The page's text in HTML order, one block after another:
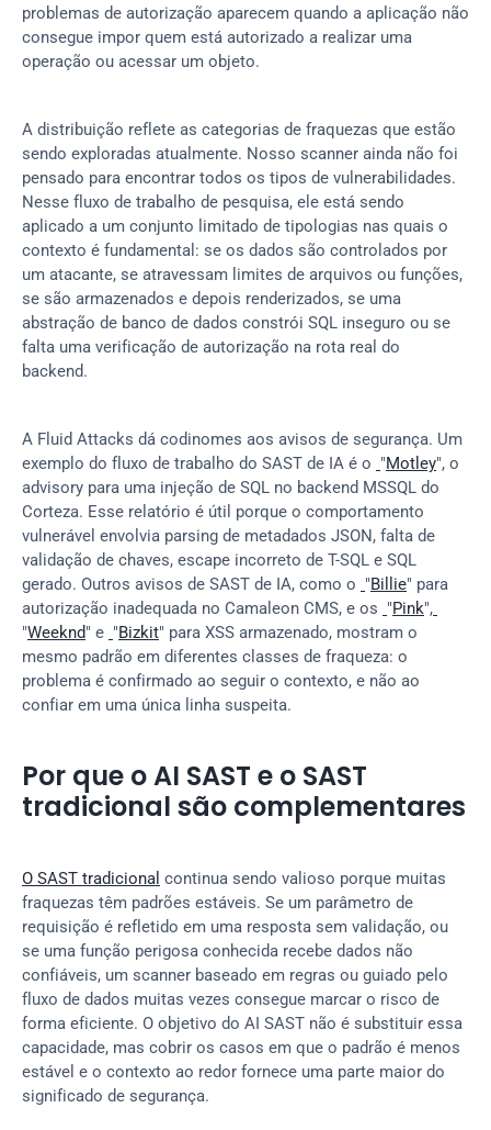
problemas de autorização aparecem quando a aplicação não
consegue impor quem está autorizado a realizar uma
operação ou acessar um objeto.
A distribuição reflete as categorias de fraquezas que estão
sendo exploradas atualmente. Nosso scanner ainda não foi
pensado para encontrar todos os tipos de vulnerabilidades.
Nesse fluxo de trabalho de pesquisa, ele está sendo
aplicado a um conjunto limitado de tipologias nas quais o
contexto é fundamental: se os dados são controlados por
um atacante, se atravessam limites de arquivos ou funções,
se são armazenados e depois renderizados, se uma
abstração de banco de dados constrói SQL inseguro ou se
falta uma verificação de autorização na rota real do
backend.
A Fluid Attacks dá codinomes aos avisos de segurança. Um
exemplo do fluxo de trabalho do SAST de IA é o "Motley", o
advisory para uma injeção de SQL no backend MSSQL do
Corteza. Esse relatório é útil porque o comportamento
vulnerável envolvia parsing de metadados JSON, falta de
validação de chaves, escape incorreto de T-SQL e SQL
gerado. Outros avisos de SAST de IA, como o "Billie" para
autorização inadequada no Camaleon CMS, e os "Pink",
"Weeknd" e "Bizkit" para XSS armazenado, mostram o
mesmo padrão em diferentes classes de fraqueza: o
problema é confirmado ao seguir o contexto, e não ao
confiar em uma única linha suspeita.
Por que o AI SAST e o SAST
tradicional são complementares
O SAST tradicional continua sendo valioso porque muitas
fraquezas têm padrões estáveis. Se um parâmetro de
requisição é refletido em uma resposta sem validação, ou
se uma função perigosa conhecida recebe dados não
confiáveis, um scanner baseado em regras ou guiado pelo
fluxo de dados muitas vezes consegue marcar o risco de
forma eficiente. O objetivo do AI SAST não é substituir essa
capacidade, mas cobrir os casos em que o padrão é menos
estável e o contexto ao redor fornece uma parte maior do
significado de segurança.